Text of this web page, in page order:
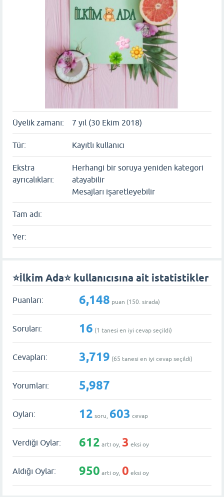
Üyelik zamanı: 7 yıl (30 Ekim 2018)
Tür: Kayıtlı kullanıcı
Ekstra
ayrıcalıkları:
Herhangi bir soruya yeniden kategori
atayabilir
Mesajları işaretleyebilir
Tam adı:
Yer:
⭐İlkim Ada⭐ kullanıcısına ait istatistikler
Puanları: 6,148 puan (150. sırada)
Soruları: 16 (1 tanesi en iyi cevap seçildi)
Cevapları: 3,719 (65 tanesi en iyi cevap seçildi)
Yorumları: 5,987
Oyları: 12 soru, 603 cevap
Verdiği Oylar: 612 artı oy, 3 eksi oy
Aldığı Oylar: 950 artı oy, 0 eksi oy